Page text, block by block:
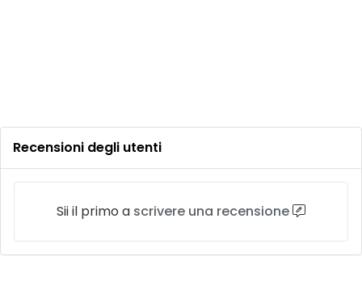
Recensioni degli utenti
Sii il primo a scrivere una recensione